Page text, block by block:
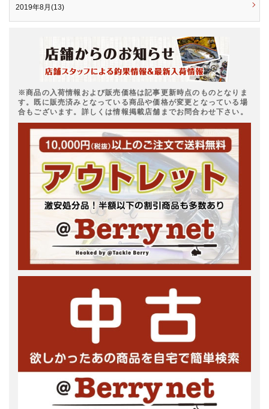
2019年8月(13)
※商品の入荷情報および販売価格は記事更新時点のものとなりま
す。既に販売済みとなっている商品や価格が変更となっている場
合もございます。詳しくは情報掲載店舗までお問合わせ下さい。